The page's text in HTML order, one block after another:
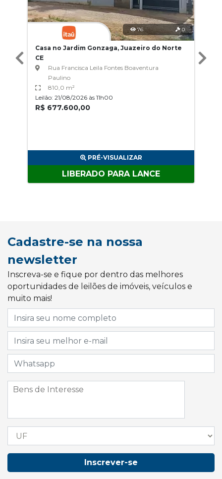
76 0
Casa no Jardim Gonzaga, Juazeiro do Norte
CE
Rua Francisca Leila Fontes Boaventura
Paulino
810,0 m²
Leilão: 21/08/2026 às 11h00
R$ 677.600,00
PRÉ-VISUALIZAR
LIBERADO PARA LANCE
Cadastre-se na nossa
newsletter
Inscreva-se e fique por dentro das melhores
oportunidades de leilões de imóveis, veículos e
muito mais!
Inscrever-se